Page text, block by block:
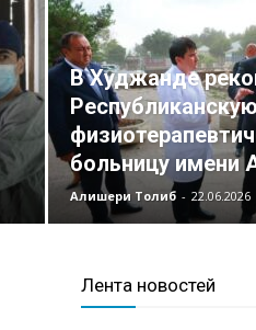
В Худжанде
Республиканскую
больницу имени
Алишери Толиб - 22.06.2026
Лента новостей